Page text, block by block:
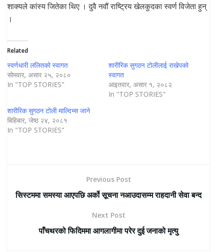
शाक्यले कांस्य जितेका थिए । दुवै नवौं राष्ट्रिय खेलकुदका स्वर्ण विजेता हुन्
।
Related
स्वर्णधारी ललितको स्वागत
सोमवार, असार २५, २०८०
In "TOP STORIES"
शारीरिक सुगठन टोलीलाई राखेपको
स्वागत
आइतवार, असार १, २०८२
In "TOP STORIES"
शारीरिक सुगठन टोली माल्दिभ्स जाने
बिहिबार, जेष्ठ २४, २०८१
In "TOP STORIES"
Previous Post
सिस्टममा समस्या आएपछि अर्को सूचना नआउदासम्म राहदानी सेवा बन्द
Next Post
पाँचथरको फिदिममा आगलागीमा परेर दुई जनाको मृत्यु